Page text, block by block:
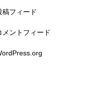
稿フィード
メントフィード